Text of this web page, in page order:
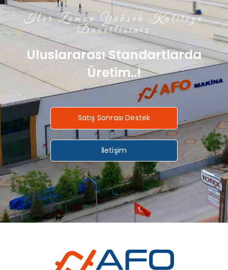
Her Zaman Yüksek Kaliteye
Davetlisiniz
Uluslararası Standartlarda
Üretim..!
Satış Sonrası Destek
İletişim